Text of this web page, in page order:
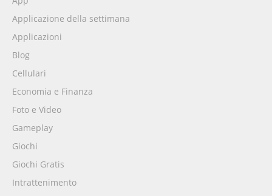
Applicazione della settimana
Applicazioni
Blog
Cellulari
Economia e Finanza
Foto e Video
Gameplay
Giochi
Giochi Gratis
Intrattenimento